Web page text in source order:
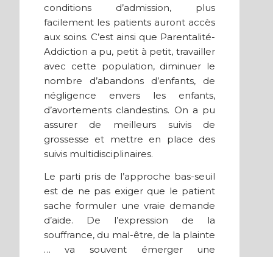
conditions d’admission, plus
facilement les patients auront accès
aux soins. C’est ainsi que Parentalité-
Addiction a pu, petit à petit, travailler
avec cette population, diminuer le
nombre d’abandons d’enfants, de
négligence envers les enfants,
d’avortements clandestins. On a pu
assurer de meilleurs suivis de
grossesse et mettre en place des
suivis multidisciplinaires.
Le parti pris de l’approche bas-seuil
est de ne pas exiger que le patient
sache formuler une vraie demande
d’aide. De l’expression de la
souffrance, du mal-être, de la plainte
… va souvent émerger une